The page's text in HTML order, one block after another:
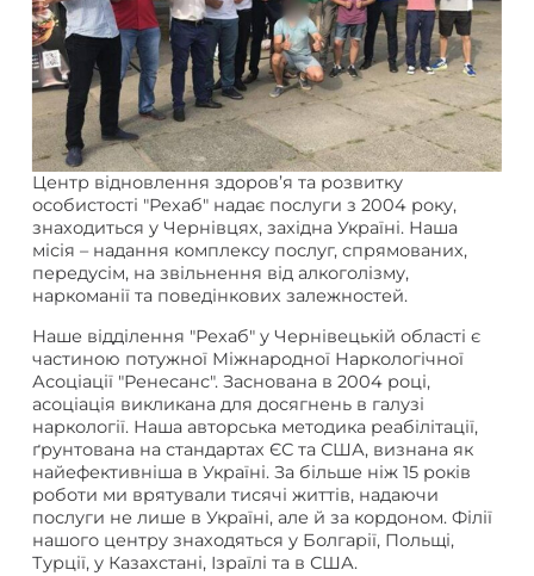
Центр відновлення здоров’я та розвитку
особистості "Рехаб" надає послуги з 2004 року,
знаходиться у Чернівцях, західна Україні. Наша
місія – надання комплексу послуг, спрямованих,
передусім, на звільнення від алкоголізму,
наркоманії та поведінкових залежностей.
Наше відділення "Рехаб" у Чернівецькій області є
частиною потужної Міжнародної Наркологічної
Асоціації "Ренесанс". Заснована в 2004 році,
асоціація викликана для досягнень в галузі
наркології. Наша авторська методика реабілітації,
ґрунтована на стандартах ЄС та США, визнана як
найефективніша в Україні. За більше ніж 15 років
роботи ми врятували тисячі життів, надаючи
послуги не лише в Україні, але й за кордоном. Філії
нашого центру знаходяться у Болгарії, Польщі,
Турції, у Казахстані, Ізраїлі та в США.